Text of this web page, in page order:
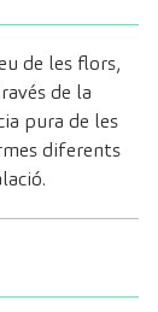
de les flors,
de la
pura de les
diferents